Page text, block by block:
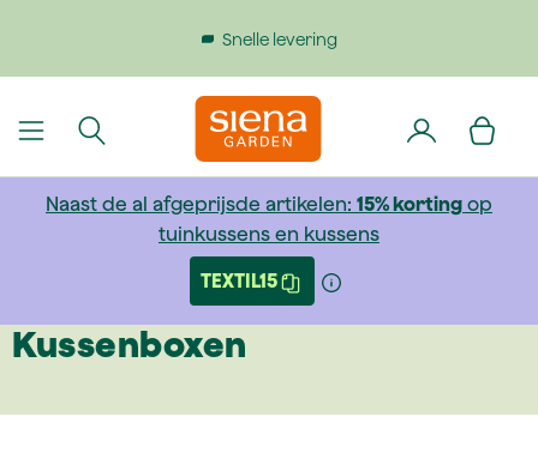
Snelle levering
Naast de al afgeprijsde artikelen: 15% korting op
tuinkussens en kussens
TEXTIL15
Kussenboxen